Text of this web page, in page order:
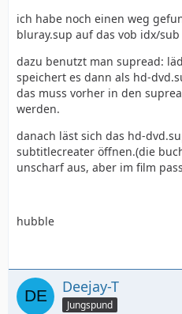
ich habe noch einen weg
bluray.sup auf das vob idx/
dazu benutzt man supread:
speichert es dann als hd-
das muss vorher in den
werden.
danach läst sich das hd-
subtitlecreater öffnen.(die
unscharf aus, aber im film
hubble
Deejay-T
Jungspund